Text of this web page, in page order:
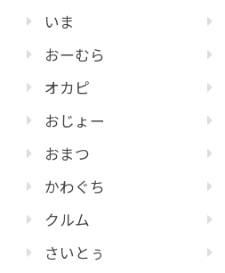
いま
おーむら
オカピ
おじょー
おまつ
かわぐち
クルム
さいとぅ